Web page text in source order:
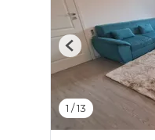
1 /13
Previous